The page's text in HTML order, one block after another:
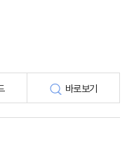
바로보기